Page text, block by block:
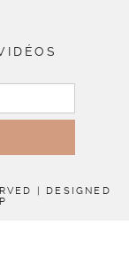
:
| DESIGNED